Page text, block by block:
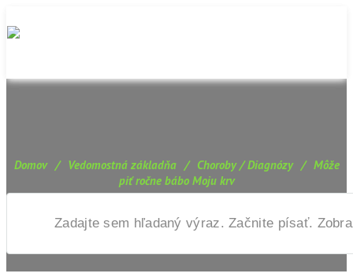
Domov / Vedomostná základňa / Choroby / Diagnózy / Môže
piť ročne bábo Moju krv